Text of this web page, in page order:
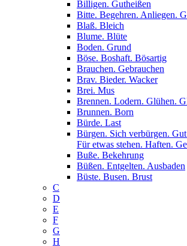
Billigen. Gutheißen
Bitte. Begehren. Anliegen.
Blaß. Bleich
Blume. Blüte
Boden. Grund
Böse. Boshaft. Bösartig
Brauchen. Gebrauchen
Brav. Bieder. Wacker
Brei. Mus
Brennen. Lodern. Glühen.
Brunnen. Born
Bürde. Last
Bürgen. Sich verbürgen.
Für etwas stehen. Haften.
Buße. Bekehrung
Büßen. Entgelten. Ausbaden
Büste. Busen. Brust
C
D
E
F
G
H